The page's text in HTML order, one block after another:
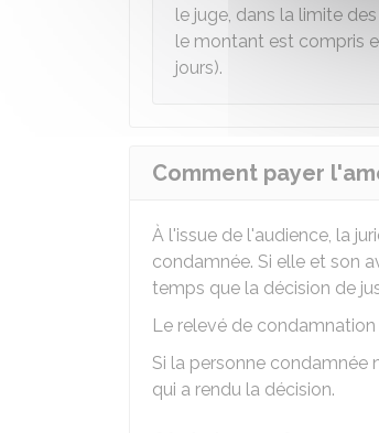
le juge, dans la limite
le montant est compris
jours).
Comment payer
À l'issue de l'audience, la
condamnée. Si elle et son
temps que la décision de
Le relevé de
Si la personne condamnée
qui a rendu la décision.